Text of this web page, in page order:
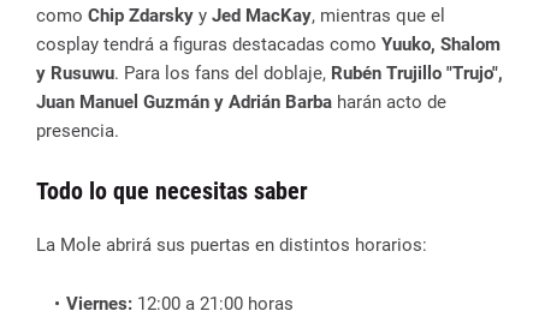
como Chip Zdarsky y Jed MacKay, mientras que el
cosplay tendrá a figuras destacadas como Yuuko, Shalom
y Rusuwu. Para los fans del doblaje, Rubén Trujillo "Trujo",
Juan Manuel Guzmán y Adrián Barba harán acto de
presencia.
Todo lo que necesitas saber
La Mole abrirá sus puertas en distintos horarios:
Viernes: 12:00 a 21:00 horas